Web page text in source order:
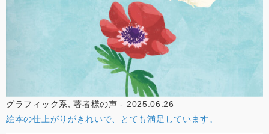
グラフィック系, 著者様の声 - 2025.06.26
絵本の仕上がりがきれいで、とても満足しています。